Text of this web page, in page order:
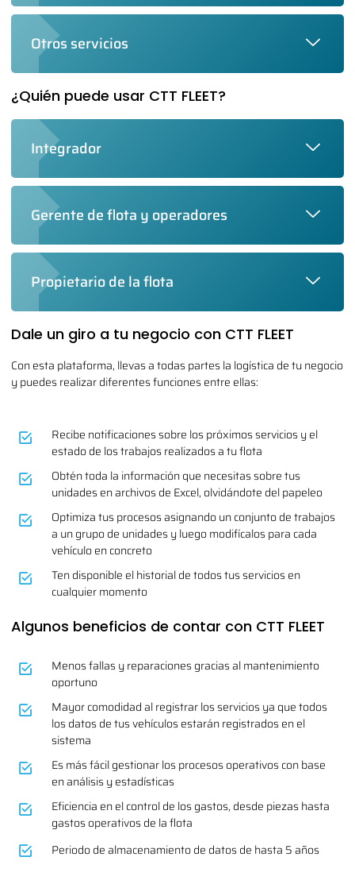
Otros servicios
¿Quién puede usar CTT FLEET?
Integrador
Gerente de flota y operadores
Propietario de la flota
Dale un giro a tu negocio con CTT FLEET
Con esta plataforma, llevas a todas partes la logística de tu negocio
y puedes realizar diferentes funciones entre ellas:
Recibe notificaciones sobre los próximos servicios y el
estado de los trabajos realizados a tu flota
Obtén toda la información que necesitas sobre tus
unidades en archivos de Excel, olvidándote del papeleo
Optimiza tus procesos asignando un conjunto de trabajos
a un grupo de unidades y luego modifícalos para cada
vehículo en concreto
Ten disponible el historial de todos tus servicios en
cualquier momento
Algunos beneficios de contar con CTT FLEET
Menos fallas y reparaciones gracias al mantenimiento
oportuno
Mayor comodidad al registrar los servicios ya que todos
los datos de tus vehículos estarán registrados en el
sistema
Es más fácil gestionar los procesos operativos con base
en análisis y estadísticas
Eficiencia en el control de los gastos, desde piezas hasta
gastos operativos de la flota
Periodo de almacenamiento de datos de hasta 5 años